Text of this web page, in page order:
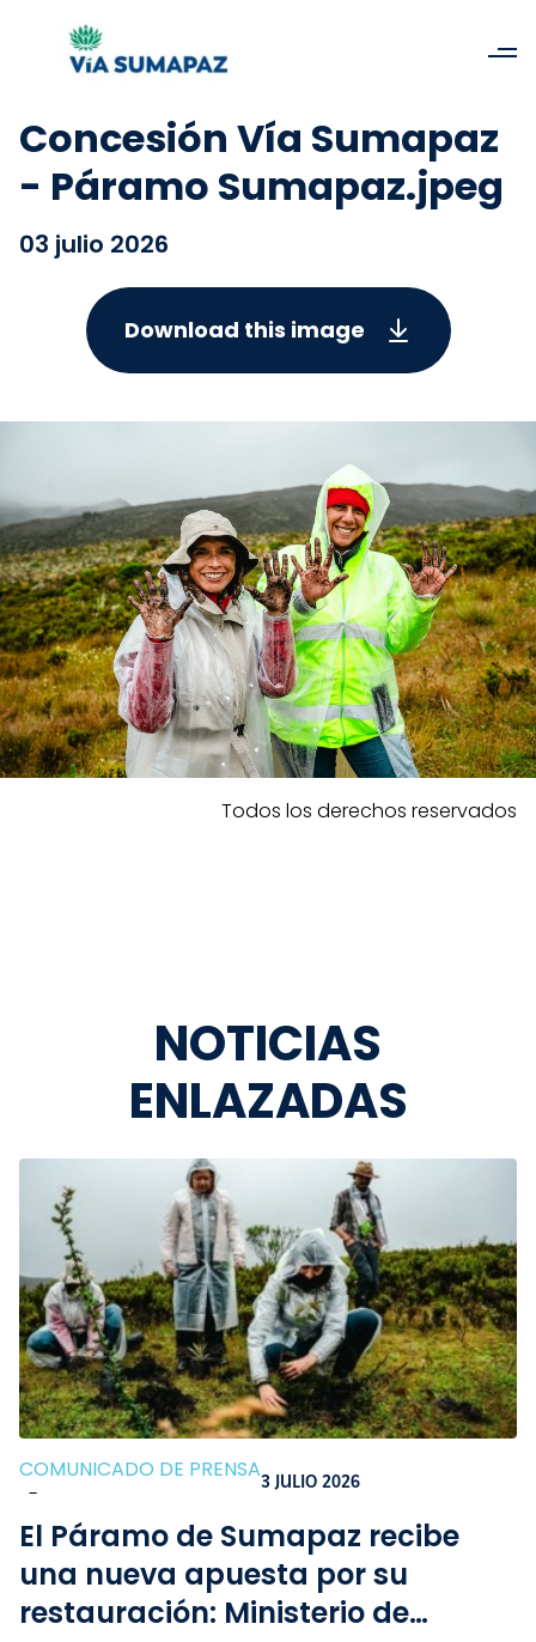
Concesión Vía Sumapaz
- Páramo Sumapaz.jpeg
03 julio 2026
Download this image
Todos los derechos reservados
NOTICIAS
ENLAZADAS
COMUNICADO DE PRENSA
-
3 JULIO 2026
El Páramo de Sumapaz recibe
una nueva apuesta por su
restauración: Ministerio de